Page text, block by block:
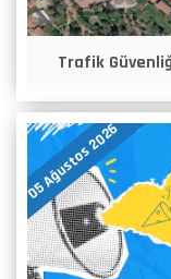
Trafik
05 Ağustos 2026